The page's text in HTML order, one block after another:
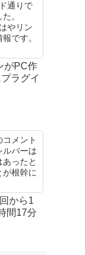
通りで
。
やリン
です。
がPC作
ラグイ
メント
ルバーは
ったと
根幹に
から1
間17分